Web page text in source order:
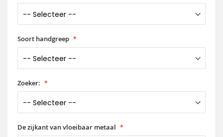
Soort handgreep
Zoeker:
De zijkant van vloeibaar metaal